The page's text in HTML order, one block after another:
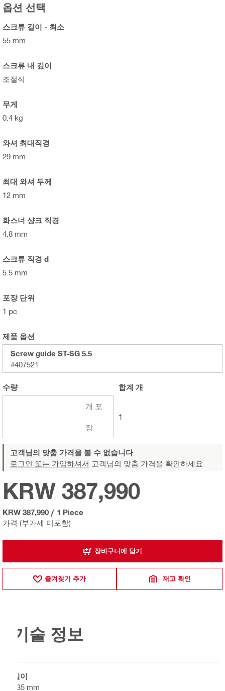
옵션 선택
스크류 길이 - 최소
55 mm
스크류 내 깊이
조절식
무게
0.4 kg
와셔 최대직경
29 mm
최대 와셔 두께
12 mm
화스너 샹크 직경
4.8 mm
스크류 직경 d
5.5 mm
포장 단위
1 pc
제품 옵션
Screw guide ST-SG 5.5
#407521
수량
개 포
장
합계 개
1
고객님의 맞춤 가격을 볼 수 없습니다
로그인 또는 가입하셔서 고객님의 맞춤 가격을 확인하세요
가격 (부가세 미포함)
KRW 387,990
KRW 387,990 / 1 Piece
장바구니에 담기
즐겨찾기 추가 재고 확인
기술 정보
길이
135 mm